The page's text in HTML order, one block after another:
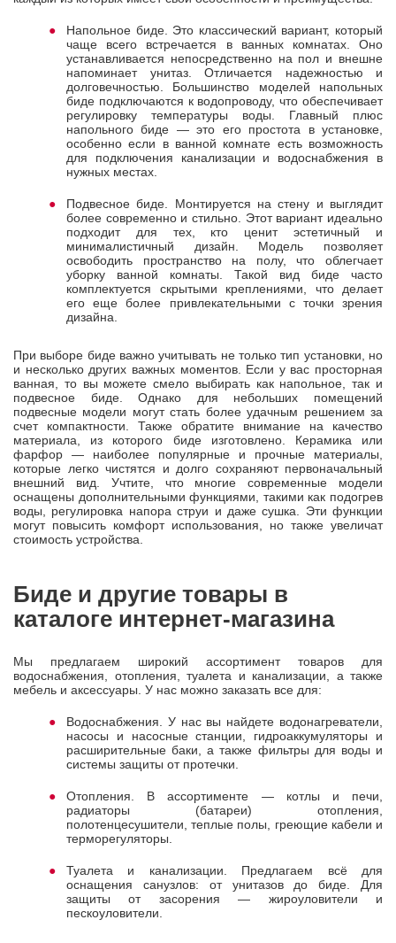
Напольное биде. Это классический вариант, который
чаще всего встречается в ванных комнатах. Оно
устанавливается непосредственно на пол и внешне
напоминает унитаз. Отличается надежностью и
долговечностью. Большинство моделей напольных
биде подключаются к водопроводу, что обеспечивает
регулировку температуры воды. Главный плюс
напольного биде — это его простота в установке,
особенно если в ванной комнате есть возможность
для подключения канализации и водоснабжения в
нужных местах.
Подвесное биде. Монтируется на стену и выглядит
более современно и стильно. Этот вариант идеально
подходит для тех, кто ценит эстетичный и
минималистичный дизайн. Модель позволяет
освободить пространство на полу, что облегчает
уборку ванной комнаты. Такой вид биде часто
комплектуется скрытыми креплениями, что делает
его еще более привлекательными с точки зрения
дизайна.
При выборе биде важно учитывать не только тип установки, но
и несколько других важных моментов. Если у вас просторная
ванная, то вы можете смело выбирать как напольное, так и
подвесное биде. Однако для небольших помещений
подвесные модели могут стать более удачным решением за
счет компактности. Также обратите внимание на качество
материала, из которого биде изготовлено. Керамика или
фарфор — наиболее популярные и прочные материалы,
которые легко чистятся и долго сохраняют первоначальный
внешний вид. Учтите, что многие современные модели
оснащены дополнительными функциями, такими как подогрев
воды, регулировка напора струи и даже сушка. Эти функции
могут повысить комфорт использования, но также увеличат
стоимость устройства.
Биде и другие товары в
каталоге интернет-магазина
Мы предлагаем широкий ассортимент товаров для
водоснабжения, отопления, туалета и канализации, а также
мебель и аксессуары. У нас можно заказать все для:
Водоснабжения. У нас вы найдете водонагреватели,
насосы и насосные станции, гидроаккумуляторы и
расширительные баки, а также фильтры для воды и
системы защиты от протечки.
Отопления. В ассортименте — котлы и печи,
радиаторы (батареи) отопления,
полотенцесушители, теплые полы, греющие кабели и
терморегуляторы.
Туалета и канализации. Предлагаем всё для
оснащения санузлов: от унитазов до биде. Для
защиты от засорения — жироуловители и
пескоуловители.